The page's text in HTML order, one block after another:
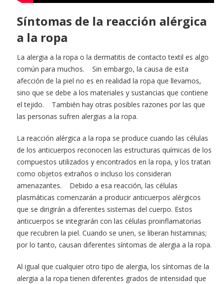
Síntomas de la reacción alérgica
a la ropa
La alergia a la ropa o la dermatitis de contacto textil es algo
común para muchos. Sin embargo, la causa de esta
afección de la piel no es en realidad la ropa que llevamos,
sino que se debe a los materiales y sustancias que contiene
el tejido. También hay otras posibles razones por las que
las personas sufren alergias a la ropa.
La reacción alérgica a la ropa se produce cuando las células
de los anticuerpos reconocen las estructuras químicas de los
compuestos utilizados y encontrados en la ropa, y los tratan
como objetos extraños o incluso los consideran
amenazantes. Debido a esa reacción, las células
plasmáticas comenzarán a producir anticuerpos alérgicos
que se dirigirán a diferentes sistemas del cuerpo. Estos
anticuerpos se integrarán con las células proinflamatorias
que recubren la piel. Cuando se unen, se liberan histaminas;
por lo tanto, causan diferentes síntomas de alergia a la ropa.
Al igual que cualquier otro tipo de alergia, los síntomas de la
alergia a la ropa tienen diferentes grados de intensidad que